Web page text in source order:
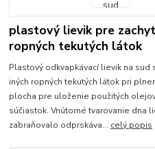
plastový lievik pre
ropných tekutých látok
Plastový odkvapkávací lievik na sud
iných ropných tekutých látok pri
plocha pre uloženie použitých
súčiastok. Vnútorné tvarovanie dna
zabraňovalo odprskáva... celý popis